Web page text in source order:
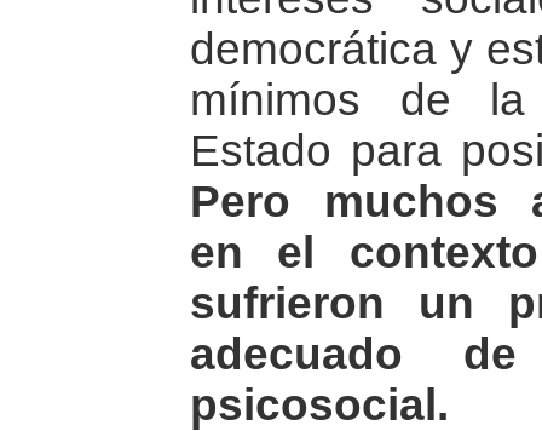
democrática y
mínimos de la
Estado para
Pero muchos
en el
sufrieron un
adecuado de
psicosocial.